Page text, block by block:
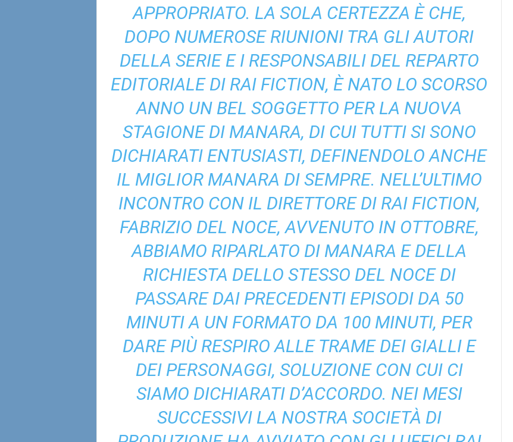
APPROPRIATO. LA SOLA CERTEZZA È CHE,
DOPO NUMEROSE RIUNIONI TRA GLI AUTORI
DELLA SERIE E I RESPONSABILI DEL REPARTO
EDITORIALE DI RAI FICTION, È NATO LO SCORSO
ANNO UN BEL SOGGETTO PER LA NUOVA
STAGIONE DI MANARA, DI CUI TUTTI SI SONO
DICHIARATI ENTUSIASTI, DEFINENDOLO ANCHE
IL MIGLIOR MANARA DI SEMPRE. NELL’ULTIMO
INCONTRO CON IL DIRETTORE DI RAI FICTION,
FABRIZIO DEL NOCE, AVVENUTO IN OTTOBRE,
ABBIAMO RIPARLATO DI MANARA E DELLA
RICHIESTA DELLO STESSO DEL NOCE DI
PASSARE DAI PRECEDENTI EPISODI DA 50
MINUTI A UN FORMATO DA 100 MINUTI, PER
DARE PIÙ RESPIRO ALLE TRAME DEI GIALLI E
DEI PERSONAGGI, SOLUZIONE CON CUI CI
SIAMO DICHIARATI D’ACCORDO. NEI MESI
SUCCESSIVI LA NOSTRA SOCIETÀ DI